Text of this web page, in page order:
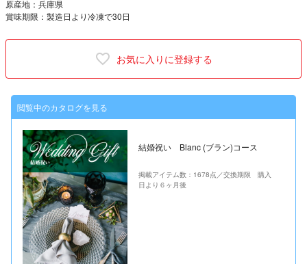
原産地：兵庫県
賞味期限：製造日より冷凍で30日
お気に入りに登録する
閲覧中のカタログを見る
結婚祝い Blanc (ブラン)コース
掲載アイテム数：1678点／交換期限 購入
日より６ヶ月後